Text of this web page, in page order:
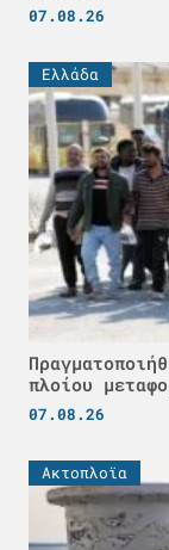
07.08.26
Ελλάδα
πλοίου
07.08.26
Ακτοπλοϊα